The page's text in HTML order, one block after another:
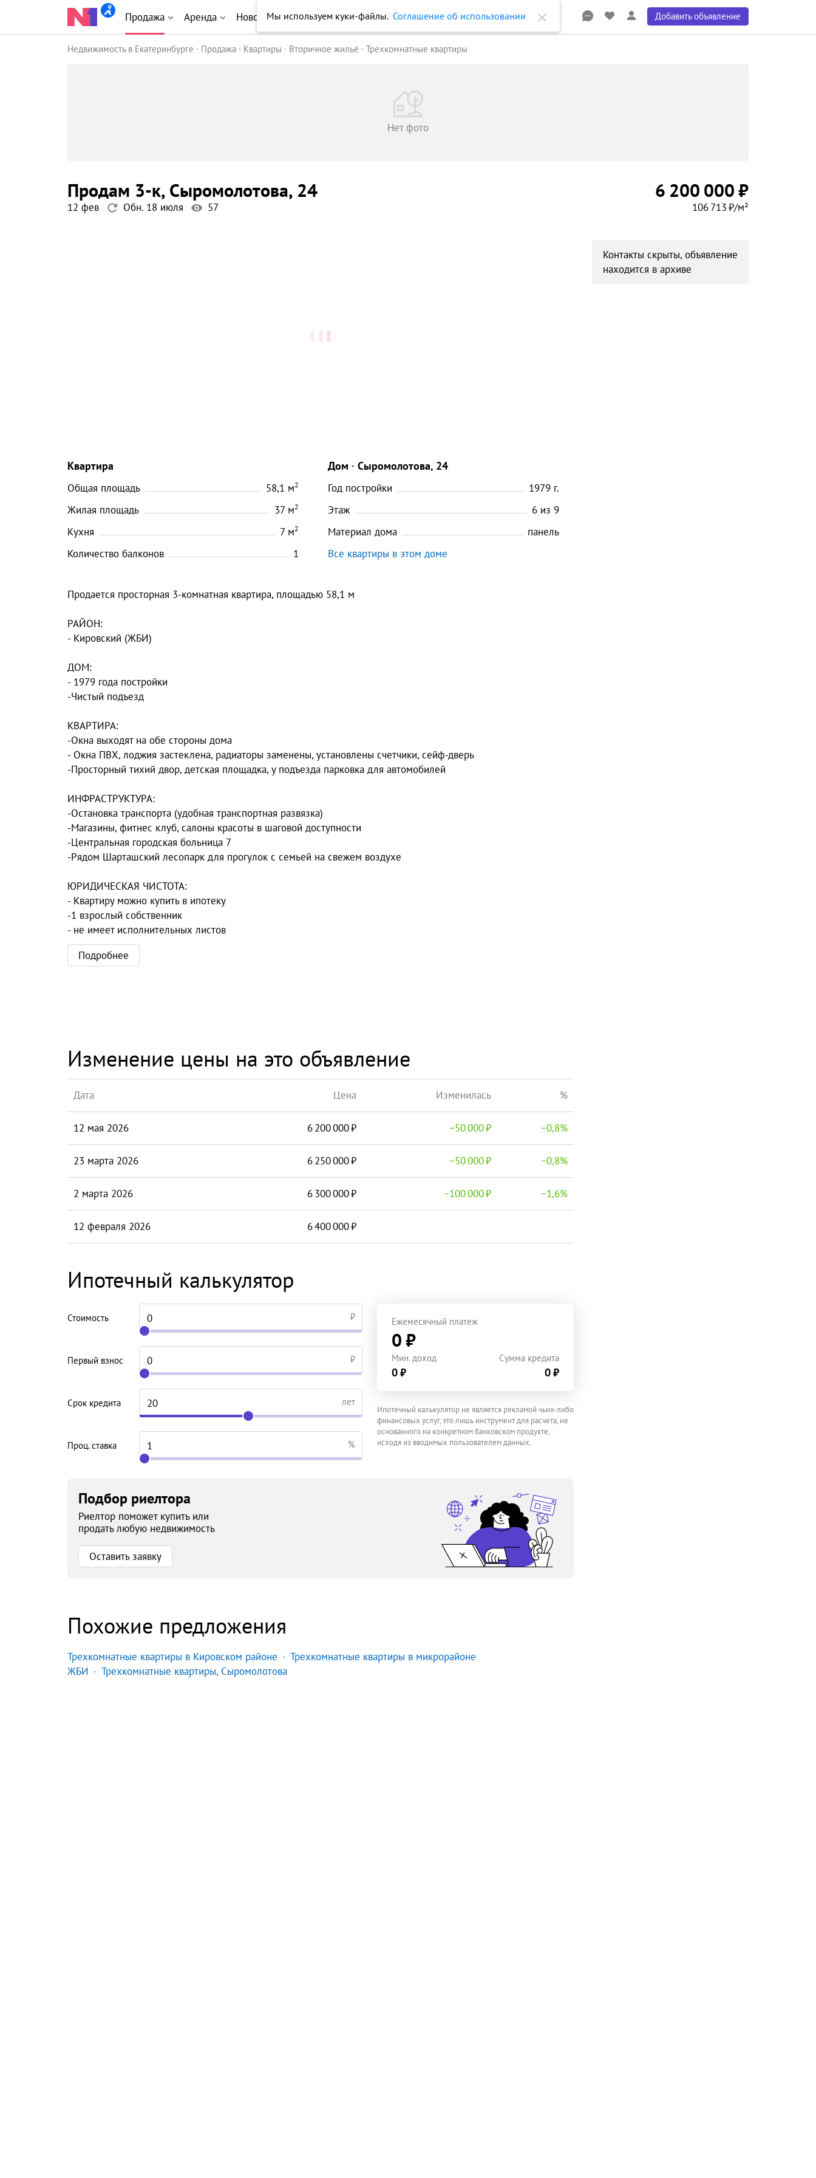
Продажа Аренда Новостройки Журнал Еще Добавить объявление
Недвижимость в Екатеринбурге Продажа Квартиры Вторичное жильё Трехкомнатные квартиры
Нет фото
продам 3-к, Сыромолотова, 24 6 200 000 ₽
12 фев Обн. 18 июля 57 106 713 ₽/м²
Квартира
Общая площадь 58,1 м2
Жилая площадь 37 м2
Кухня 7 м2
Количество балконов 1
Дом Сыромолотова, 24
Год постройки 1979 г.
Этаж
6 из 9
Материал дома
панель
Все квартиры в этом доме
Продается просторная 3-комнатная квартира, площадью 58,1 м
РАЙОН:
- Кировский (ЖБИ)
ДОМ:
- 1979 года постройки
-Чистый подъезд
КВАРТИРА:
-Окна выходят на обе стороны дома
- Окна ПВХ, лоджия застеклена, радиаторы заменены, установлены счетчики, сейф-дверь
-Просторный тихий двор, детская площадка, у подъезда парковка для автомобилей
ИНФРАСТРУКТУРА:
-Остановка транспорта (удобная транспортная развязка)
-Магазины, фитнес клуб, салоны красоты в шаговой доступности
-Центральная городская больница 7
-Рядом Шарташский лесопарк для прогулок с семьей на свежем воздухе
ЮРИДИЧЕСКАЯ ЧИСТОТА:
- Квартиру можно купить в ипотеку
-1 взрослый собственник
- не имеет исполнительных листов
Подробнее
Изменение цены на это объявление
Дата Цена Изменилась %
12 мая 2026 6 200 000 −50 000 −0,8%
23 марта 2026 6 250 000 −50 000 −0,8%
2 марта 2026 6 300 000 −100 000 −1,6%
12 февраля 2026 6 400 000
Ипотечный калькулятор
Стоимость ₽
Первый взнос ₽
Срок кредита лет
Проц. ставка %
Ежемесячный платеж
0 ₽
Мин. доход
0 ₽
Сумма кредита
0 ₽
Ипотечный калькулятор не является рекламой чьих-либо
финансовых услуг, это лишь инструмент для расчета, не
основанного на конкретном банковском продукте,
исходя из вводимых пользователем данных.
Подбор риелтора
Риелтор поможет купить или
продать любую недвижимость
Оставить заявку
Контакты скрыты, объявление
находится в архиве
Похожие предложения
Трехкомнатные квартиры в Кировском районе
Трехкомнатные квартиры в микрорайоне
ЖБИ
Трехкомнатные квартиры, Сыромолотова
Мы используем куки-файлы. Соглашение об использовании